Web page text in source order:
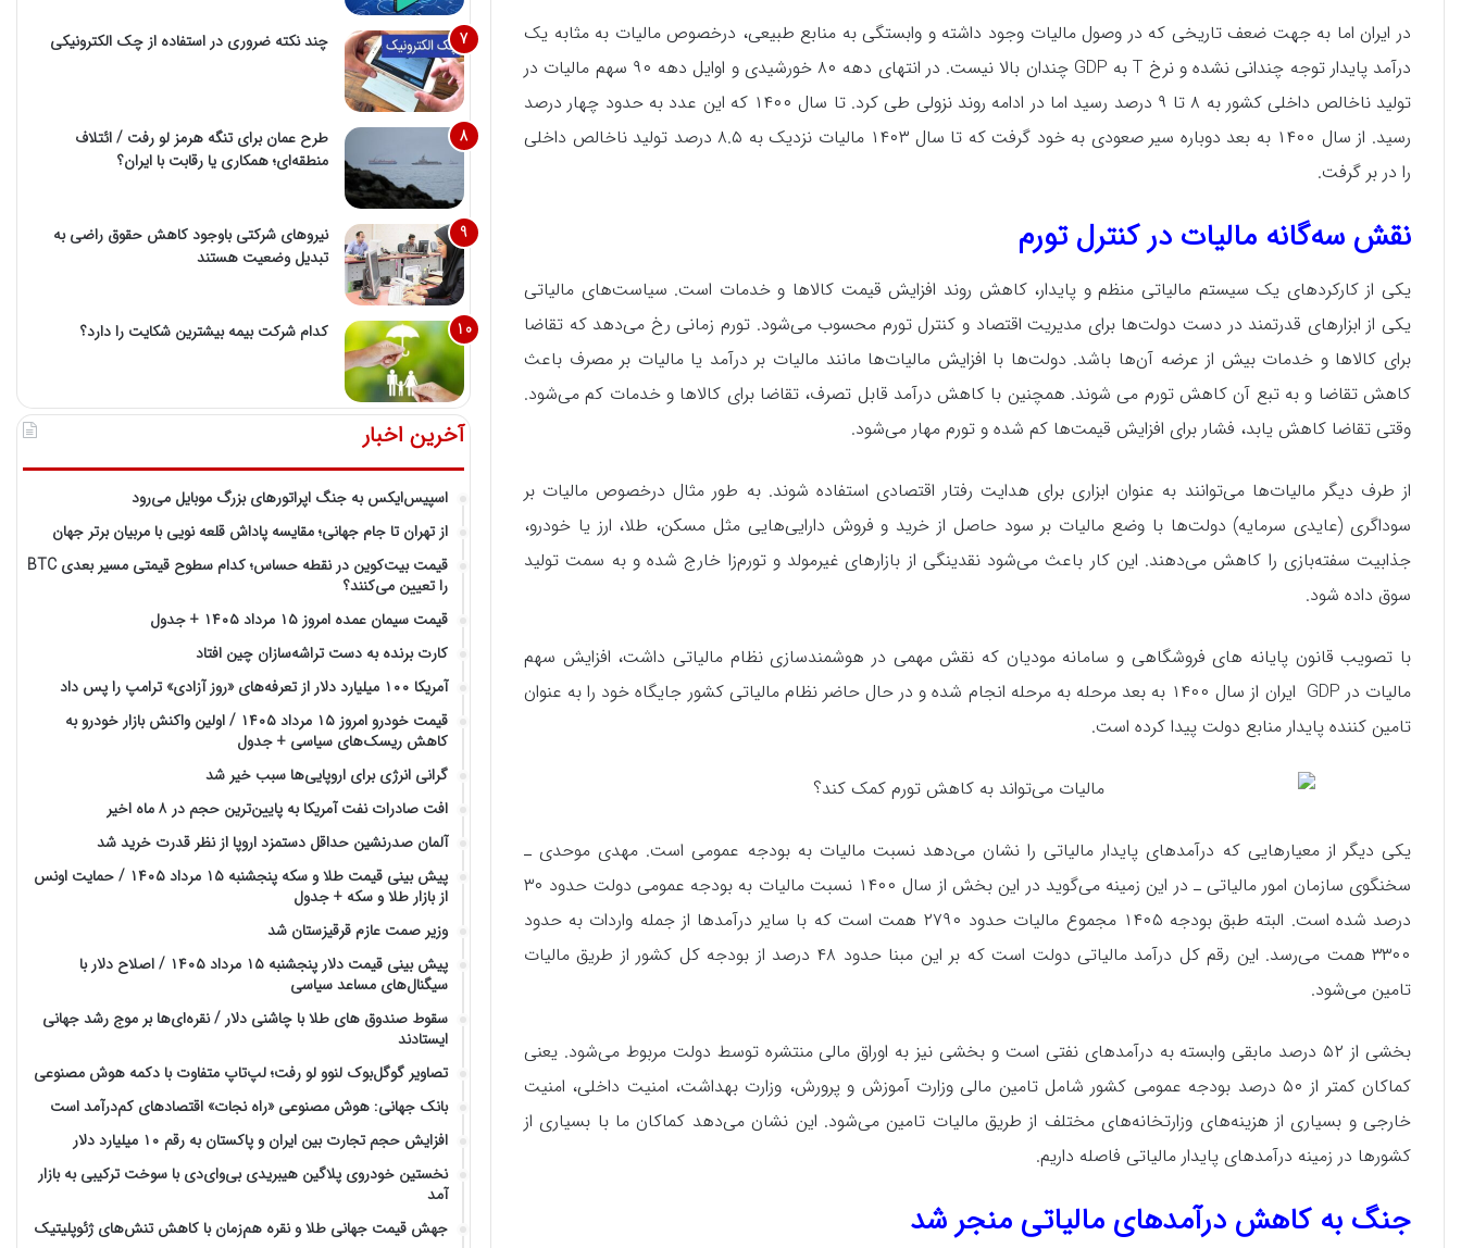
در ایران اما به جهت ضعف تاریخی که در وصول مالیات وجود داشته و وابستگی به منابع طبیعی، درخصوص مالیات به مثابه یک
درآمد پایدار توجه چندانی نشده و نرخ T به GDP چندان بالا نیست. در انتهای دهه ۸۰ خورشیدی و اوایل دهه ۹۰ سهم مالیات در
تولید ناخالص داخلی کشور به ۸ تا ۹ درصد رسید اما در ادامه روند نزولی طی کرد. تا سال ۱۴۰۰ که این عدد به حدود چهار درصد
رسید. از سال ۱۴۰۰ به بعد دوباره سیر صعودی به خود گرفت که تا سال ۱۴۰۳ مالیات نزدیک به ۸.۵ درصد تولید ناخالص داخلی
را در بر گرفت.
نقش سه‌گانه مالیات در کنترل تورم
یکی از کارکردهای یک سیستم مالیاتی منظم و پایدار، کاهش روند افزایش قیمت کالاها و خدمات است. سیاست‌های مالیاتی
یکی از ابزارهای قدرتمند در دست دولت‌ها برای مدیریت اقتصاد و کنترل تورم محسوب می‌شود. تورم زمانی رخ می‌دهد که تقاضا
برای کالاها و خدمات بیش از عرضه آن‌ها باشد. دولت‌ها با افزایش مالیات‌ها مانند مالیات بر درآمد یا مالیات بر مصرف باعث
کاهش تقاضا و به تبع آن کاهش تورم می شوند. همچنین با کاهش درآمد قابل تصرف، تقاضا برای کالاها و خدمات کم می‌شود.
وقتی تقاضا کاهش یابد، فشار برای افزایش قیمت‌ها کم شده و تورم مهار می‌شود.
از طرف دیگر مالیات‌ها می‌توانند به عنوان ابزاری برای هدایت رفتار اقتصادی استفاده شوند. به طور مثال درخصوص مالیات بر
سوداگری (عایدی سرمایه) دولت‌ها با وضع مالیات بر سود حاصل از خرید و فروش دارایی‌هایی مثل مسکن، طلا، ارز یا خودرو،
جذابیت سفته‌بازی را کاهش می‌دهند. این کار باعث می‌شود نقدینگی از بازارهای غیرمولد و تورم‌زا خارج شده و به سمت تولید
سوق داده شود.
با تصویب قانون پایانه های فروشگاهی و سامانه مودیان که نقش مهمی در هوشمندسازی نظام مالیاتی داشت، افزایش سهم
مالیات در GDP ایران از سال ۱۴۰۰ به بعد مرحله به مرحله انجام شده و در حال حاضر نظام مالیاتی کشور جایگاه خود را به عنوان
تامین کننده پایدار منابع دولت پیدا کرده است.
یکی دیگر از معیارهایی که درآمدهای پایدار مالیاتی را نشان می‌دهد نسبت مالیات به بودجه عمومی است. مهدی موحدی ـ
سخنگوی سازمان امور مالیاتی ـ در این زمینه می‌گوید در این بخش از سال ۱۴۰۰ نسبت مالیات به بودجه عمومی دولت حدود ۳۰
درصد شده است. البته طبق بودجه ۱۴۰۵ مجموع مالیات حدود ۲۷۹۰ همت است که با سایر درآمدها از جمله واردات به حدود
۳۳۰۰ همت می‌رسد. این رقم کل درآمد مالیاتی دولت است که بر این مبنا حدود ۴۸ درصد از بودجه کل کشور از طریق مالیات
تامین می‌شود.
بخشی از ۵۲ درصد مابقی وابسته به درآمدهای نفتی است و بخشی نیز به اوراق مالی منتشره توسط دولت مربوط می‌شود. یعنی
کماکان کمتر از ۵۰ درصد بودجه عمومی کشور شامل تامین مالی وزارت آموزش و پرورش، وزارت بهداشت، امنیت داخلی، امنیت
خارجی و بسیاری از هزینه‌های وزارتخانه‌های مختلف از طریق مالیات تامین می‌شود. این نشان می‌دهد کماکان ما با بسیاری از
کشورها در زمینه درآمدهای پایدار مالیاتی فاصله داریم.
جنگ به کاهش درآمدهای مالیاتی منجر شد
چند نکته ضروری در استفاده از چک الکترونیکی
طرح عمان برای تنگه هرمز لو رفت / ائتلاف
منطقه‌ای؛ همکاری یا رقابت با ایران؟
نیروهای شرکتی باوجود کاهش حقوق راضی به
تبدیل وضعیت هستند
کدام شرکت بیمه بیشترین شکایت را دارد؟
آخرین اخبار
اسپیس‌ایکس به جنگ اپراتورهای بزرگ موبایل می‌رود
از تهران تا جام جهانی؛ مقایسه پاداش قلعه نویی با مربیان برتر جهان
قیمت بیت‌کوین در نقطه حساس؛ کدام سطوح قیمتی مسیر بعدی BTC
را تعیین می‌کنند؟
قیمت سیمان عمده امروز ۱۵ مرداد ۱۴۰۵ + جدول
کارت برنده به دست تراشه‌سازان چین افتاد
آمریکا ۱۰۰ میلیارد دلار از تعرفه‌های «روز آزادی» ترامپ را پس داد
قیمت خودرو امروز ۱۵ مرداد ۱۴۰۵ / اولین واکنش بازار خودرو به
کاهش ریسک‌های سیاسی + جدول
گرانی انرژی برای اروپایی‌ها سبب خیر شد
افت صادرات نفت آمریکا به پایین‌ترین حجم در ۸ ماه اخیر
آلمان صدرنشین حداقل دستمزد اروپا از نظر قدرت خرید شد
پیش‌ بینی قیمت طلا و سکه پنجشنبه ۱۵ مرداد ۱۴۰۵ / حمایت اونس
از بازار طلا و سکه + جدول
وزیر صمت عازم قرقیزستان شد
پیش ‌بینی قیمت دلار پنجشنبه ۱۵ مرداد ۱۴۰۵ / اصلاح دلار با
سیگنال‌های مساعد سیاسی
سقوط صندوق های طلا با چاشنی دلار / نقره‌ای‌ها بر موج رشد جهانی
ایستادند
تصاویر گوگل‌بوک لنوو لو رفت؛ لپ‌تاپ متفاوت با دکمه هوش مصنوعی
بانک جهانی: هوش مصنوعی «راه نجات» اقتصادهای کم‌درآمد است
افزایش حجم تجارت بین ایران و پاکستان به رقم ۱۰ میلیارد دلار
نخستین خودروی پلاگین هیبریدی بی‌وای‌دی با سوخت ترکیبی به بازار
آمد
جهش قیمت جهانی طلا و نقره هم‌زمان با کاهش تنش‌های ژئوپلیتیک